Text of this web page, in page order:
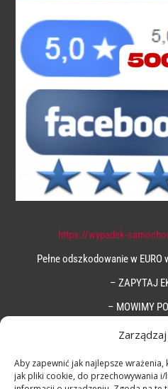
Aby zapewnić jak najlepsze
jak pliki cookie, do przechowywania
https://wypadek-
Pełne odszkodowanie w
– ZAPYTAJ
– MOWIMY